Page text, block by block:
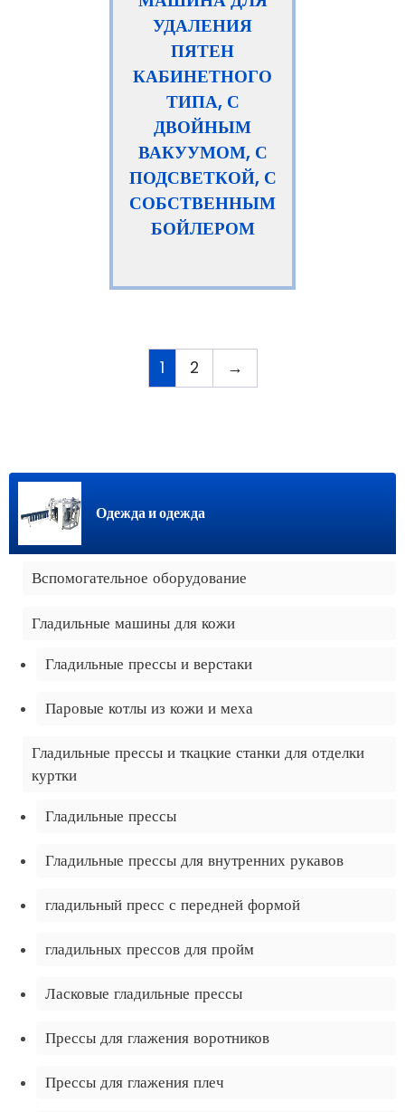
Одежда и одежда
Вспомогательное оборудование
Гладильные машины для кожи
Гладильные прессы и верстаки
Паровые котлы из кожи и меха
Гладильные прессы и ткацкие станки для отделки
куртки
Гладильные прессы
Гладильные прессы для внутренних рукавов
гладильный пресс с передней формой
гладильных прессов для пройм
Ласковые гладильные прессы
Прессы для глажения воротников
Прессы для глажения плеч
УДАЛЕНИЯ
ПЯТЕН
КАБИНЕТНОГО
ТИПА, С
ДВОЙНЫМ
ВАКУУМОМ, С
ПОДСВЕТКОЙ, С
СОБСТВЕННЫМ
БОЙЛЕРОМ
1 2 →